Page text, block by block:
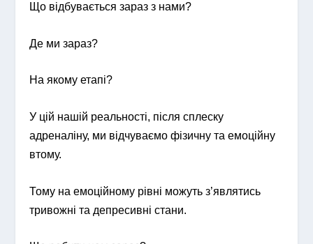
Що відбувається зараз з нами?
Де ми зараз?
На якому етапі?
У цій нашій реальності, після сплеску
адреналіну, ми відчуваємо фізичну та емоційну
втому.
Тому на емоційному рівні можуть з’являтись
тривожні та депресивні стани.